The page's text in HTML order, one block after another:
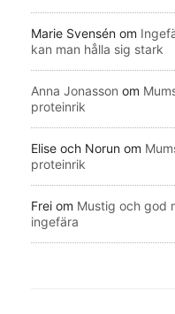
Marie Svensén om
kan man hålla sig stark
Anna Jonasson om
proteinrik
Elise och Norun om
proteinrik
Frei om Mustig och god
ingefära